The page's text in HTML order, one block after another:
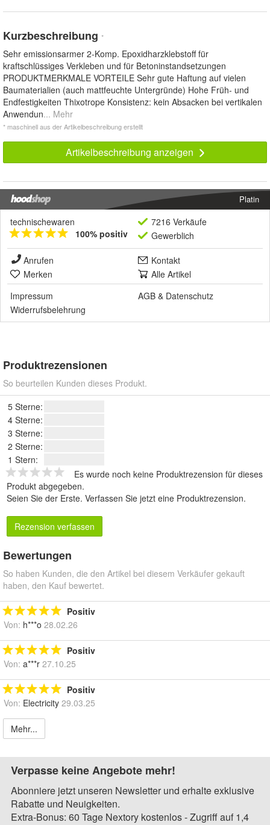
Kurzbeschreibung *
Sehr emissionsarmer 2-Komp. Epoxidharzklebstoff für
kraftschlüssiges Verkleben und für Betoninstandsetzungen
PRODUKTMERKMALE VORTEILE Sehr gute Haftung auf vielen
Baumaterialien (auch mattfeuchte Untergründe) Hohe Früh- und
Endfestigkeiten Thixotrope Konsistenz: kein Absacken bei vertikalen
Anwendun... Mehr
* maschinell aus der Artikelbeschreibung erstellt
Artikelbeschreibung anzeigen
Platin
technischewaren
100% positiv
7216 Verkäufe
Gewerblich
Anrufen
Kontakt
Merken
Alle Artikel
Impressum
AGB & Datenschutz
Widerrufsbelehrung
Produktrezensionen
So beurteilen Kunden dieses Produkt.
5 Sterne:
4 Sterne:
3 Sterne:
2 Sterne:
1 Stern:
Es wurde noch keine Produktrezension für dieses
Produkt abgegeben.
Seien Sie der Erste. Verfassen Sie jetzt eine Produktrezension.
Rezension verfassen
Bewertungen
So haben Kunden, die den Artikel bei diesem Verkäufer gekauft
haben, den Kauf bewertet.
Positiv
Von: h***o 28.02.26
Positiv
Von: a***r 27.10.25
Positiv
Von: Electricity 29.03.25
Mehr...
Verpasse keine Angebote mehr!
Abonniere jetzt unseren Newsletter und erhalte exklusive
Rabatte und Neuigkeiten.
Extra-Bonus: 60 Tage Nextory kostenlos - Zugriff auf 1,4